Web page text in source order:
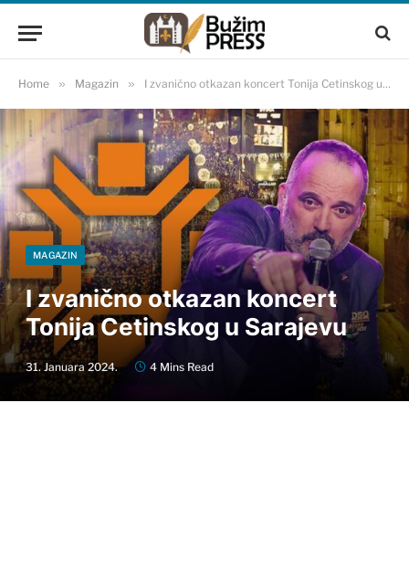
Home » Magazin » I zvanično otkazan koncert Tonija Cetinskog u Sarajevu
MAGAZIN
I zvanično otkazan koncert
Tonija Cetinskog u Sarajevu
31. Januara 2024. 4 Mins Read